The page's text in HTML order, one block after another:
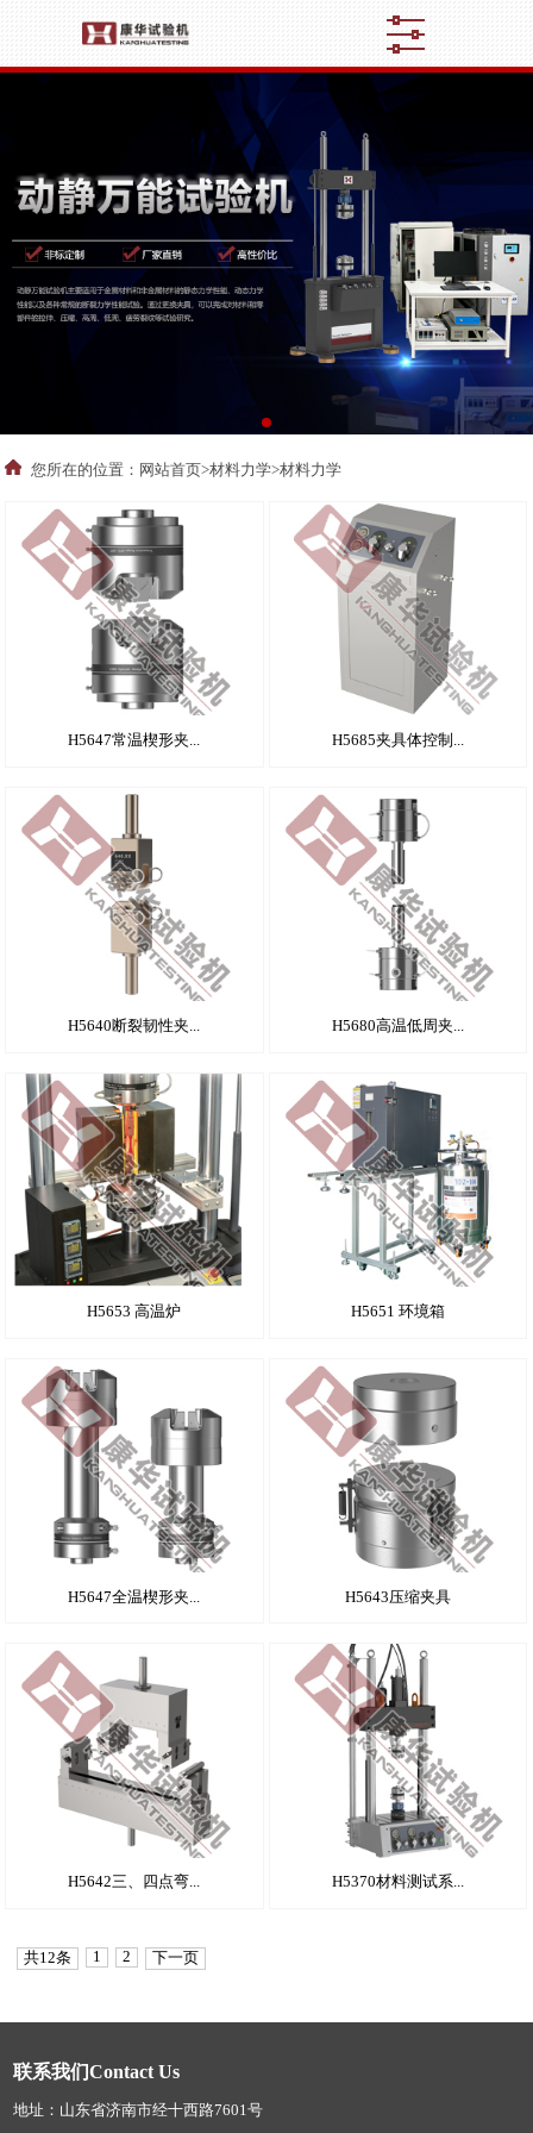
您所在的位置： 网站首页>材料力学>材料力学
H5647常温楔形夹... H5685夹具体控制...
H5640断裂韧性夹... H5680高温低周夹...
H5653 高温炉 H5651 环境箱
H5647全温楔形夹... H5643压缩夹具
H5642三、四点弯... H5370材料测试系...
共12条 1 2 下一页
联系我们Contact Us
地址：山东省济南市经十西路7601号